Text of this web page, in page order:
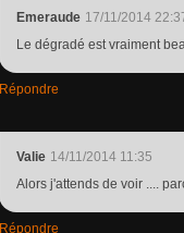
Emeraude 17/11/2014
Le dégradé est vraiment
Répondre
Valie 14/11/2014 11:35
Alors j'attends de voir ....
Répondre